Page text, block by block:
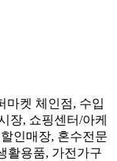
마켓 체인점, 수입
장, 쇼핑센터/아케
인매장, 혼수전문
활용품, 가전가구